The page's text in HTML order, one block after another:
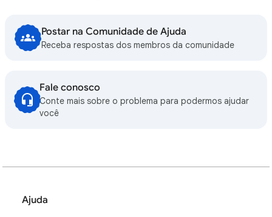
Postar na Comunidade de Ajuda
Receba respostas dos membros da comunidade
Fale conosco
Conte mais sobre o problema para podermos ajudar
você
Ajuda